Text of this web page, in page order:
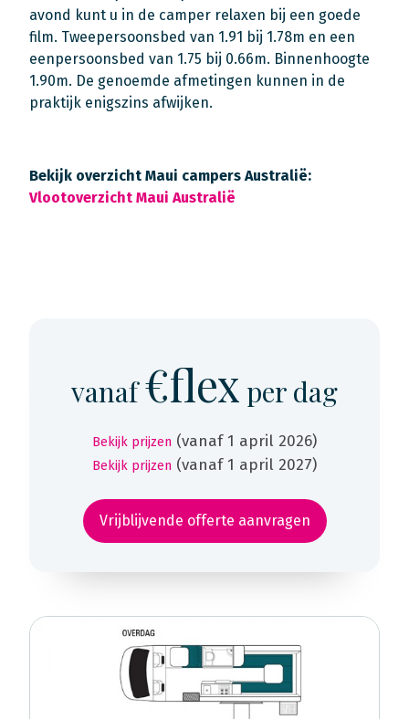
avond kunt u in de camper relaxen bij een goede
film. Tweepersoonsbed van 1.91 bij 1.78m en een
eenpersoonsbed van 1.75 bij 0.66m. Binnenhoogte
1.90m. De genoemde afmetingen kunnen in de
praktijk enigszins afwijken.
Bekijk overzicht Maui campers Australië:
Vlootoverzicht Maui Australië
vanaf€flex per dag
Bekijk prijzen (vanaf 1 april 2026)
Bekijk prijzen (vanaf 1 april 2027)
Vrijblijvende offerte aanvragen